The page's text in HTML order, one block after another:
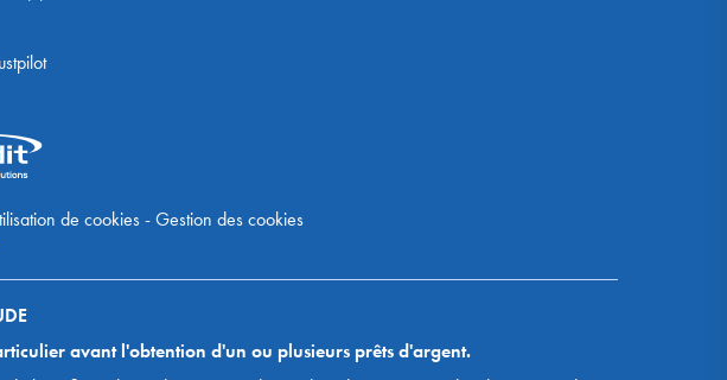
de cookies-Gestion des cookies
avant l'obtention d'un ou plusieurs prêts d'argent.